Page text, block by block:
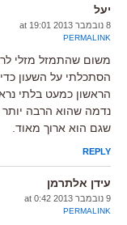
יעל
8 נובמבר 2013 at 19:01
PERMALINK
משום שהתמזל מזלי
הסתכלתי על השעון
הראשון כמעט בלתי
נדמה שהוא הרבה יותר
שגם הוא ארוך מאוד.
REPLY
עידן אלתרמן
9 נובמבר 2013 at 0:42
PERMALINK